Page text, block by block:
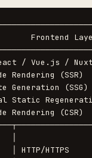
Frontend
/ Vue.js /
Rendering
Generation
Static
Rendering
│ HTTP/HTTPS